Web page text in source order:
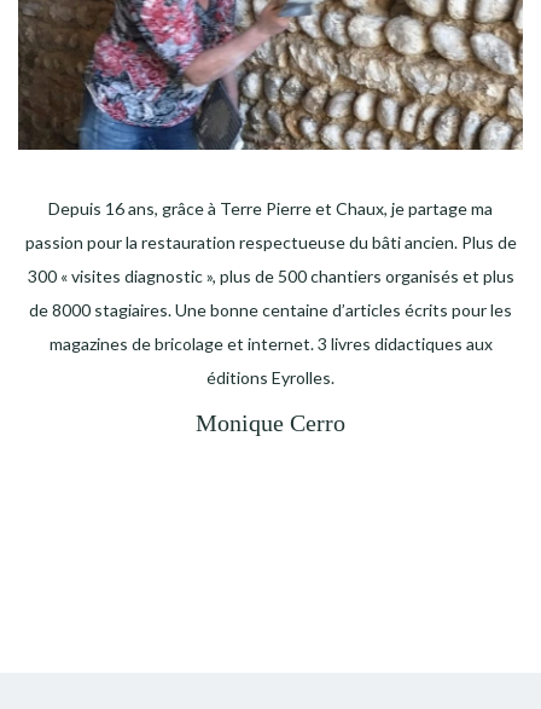
Depuis 16 ans, grâce à Terre Pierre et Chaux, je partage ma
passion pour la restauration respectueuse du bâti ancien. Plus de
300 « visites diagnostic », plus de 500 chantiers organisés et plus
de 8000 stagiaires. Une bonne centaine d’articles écrits pour les
magazines de bricolage et internet. 3 livres didactiques aux
éditions Eyrolles.
Monique Cerro